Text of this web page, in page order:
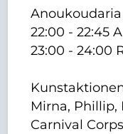
Anoukoudaria
22:00 - 22:45
23:00 - 24:00
Mirna, Phillip,
Carnival